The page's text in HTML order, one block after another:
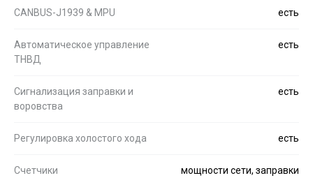
CANBUS-J1939 & MPU есть
Автоматическое управление
ТНВД
есть
Сигнализация заправки и
воровства
есть
Регулировка холостого хода есть
Счетчики
мощности сети, заправки